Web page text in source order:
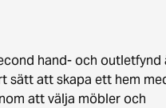
hand- och outletfynd
sätt att skapa ett hem
att välja möbler och